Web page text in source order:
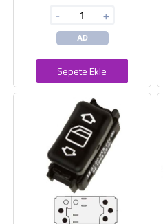
- +
AD
Sepete Ekle